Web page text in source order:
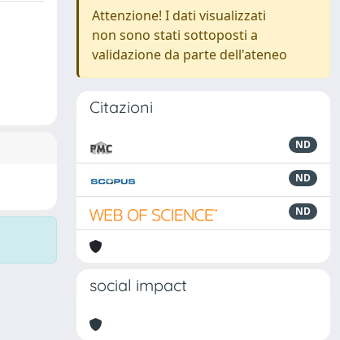
Attenzione! I dati visualizzati
non sono stati sottoposti a
validazione da parte dell'ateneo
Citazioni
ND
ND
ND
social impact